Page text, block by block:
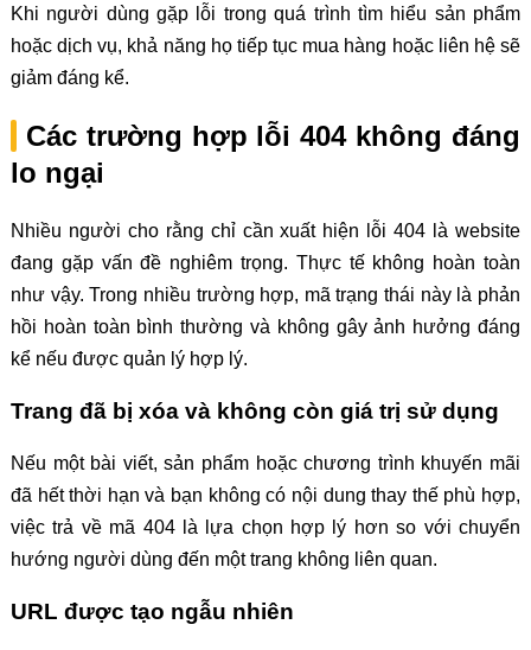
Khi người dùng gặp lỗi trong quá trình tìm hiểu sản phẩm
hoặc dịch vụ, khả năng họ tiếp tục mua hàng hoặc liên hệ sẽ
giảm đáng kể.
Các trường hợp lỗi 404 không đáng
lo ngại
Nhiều người cho rằng chỉ cần xuất hiện lỗi 404 là website
đang gặp vấn đề nghiêm trọng. Thực tế không hoàn toàn
như vậy. Trong nhiều trường hợp, mã trạng thái này là phản
hồi hoàn toàn bình thường và không gây ảnh hưởng đáng
kể nếu được quản lý hợp lý.
Trang đã bị xóa và không còn giá trị sử dụng
Nếu một bài viết, sản phẩm hoặc chương trình khuyến mãi
đã hết thời hạn và bạn không có nội dung thay thế phù hợp,
việc trả về mã 404 là lựa chọn hợp lý hơn so với chuyển
hướng người dùng đến một trang không liên quan.
URL được tạo ngẫu nhiên